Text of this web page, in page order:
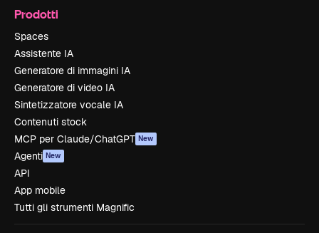
Prodotti
Spaces
Assistente IA
Generatore di immagini IA
Generatore di video IA
Sintetizzatore vocale IA
Contenuti stock
MCP per Claude/ChatGPT New
Agenti New
API
App mobile
Tutti gli strumenti Magnific